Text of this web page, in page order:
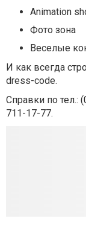
Animation
Фото зона
Веселые
И как всегда
dress-code.
Справки по тел.:
711-17-77.